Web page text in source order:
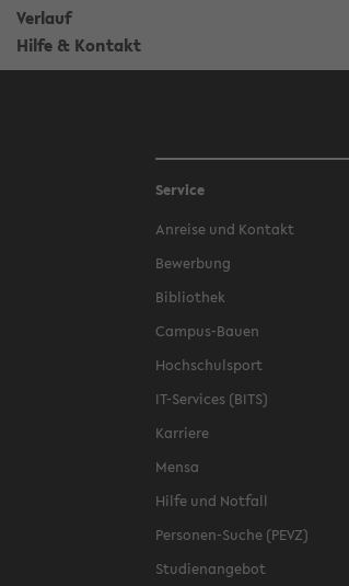
Verlauf
Hilfe & Kontakt
Service
Anreise und Kontakt
Bewerbung
Bibliothek
Campus-Bauen
Hochschulsport
IT-Services (BITS)
Karriere
Mensa
Hilfe und Notfall
Personen-Suche (PEVZ)
Studienangebot